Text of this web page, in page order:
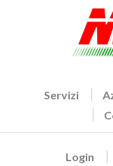
Servizi
Login